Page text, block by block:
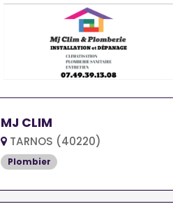
MJ CLIM
TARNOS (40220)
Plombier